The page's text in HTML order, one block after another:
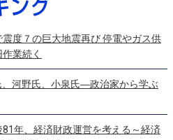
震度７の巨大地震再び 停電やガス供
業続く
、河野氏、小泉氏―政治家から学ぶ
81年、経済財政運営を考える～経済